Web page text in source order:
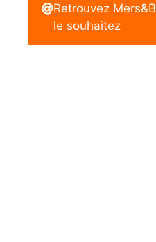
Retrouvez
le souhaitez